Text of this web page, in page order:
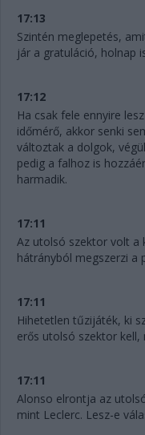
17:13
Szintén meglepetés,
jár a gratuláció, holnap
17:12
Ha csak fele ennyire
időmérő, akkor senki
változtak a dolgok,
pedig a falhoz is
harmadik.
17:11
Az utolsó szektor volt a
hátrányból megszerzi a
17:11
Hihetetlen tűzijáték, ki
erős utolsó szektor kell,
17:11
Alonso elrontja az
mint Leclerc. Lesz-e